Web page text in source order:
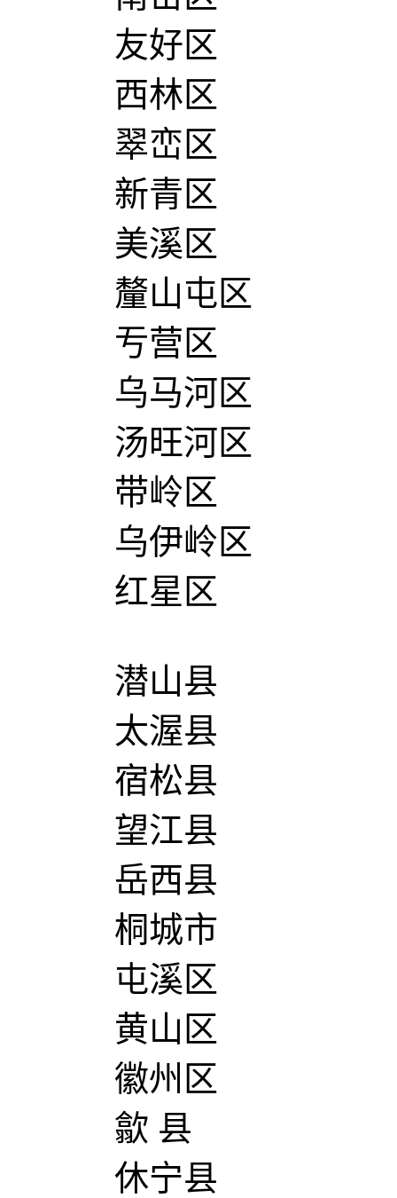
友好区
西林区
翠峦区
新青区
美溪区
釐山屯区
亐营区
乌马河区
汤旺河区
带岭区
乌伊岭区
红星区
潜山县
太渥县
宿松县
望江县
岳西县
桐城市
屯溪区
黄山区
徽州区
歙 县
休宁县